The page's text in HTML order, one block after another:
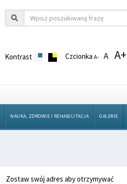
Kontrast CzcionkaA- A A+
NAUKA, ZDROWIE I REHABILITACJA GALERIE
Zostaw swój adres aby otrzymywać